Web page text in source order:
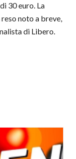
30 euro. La
noto a breve,
di Libero.